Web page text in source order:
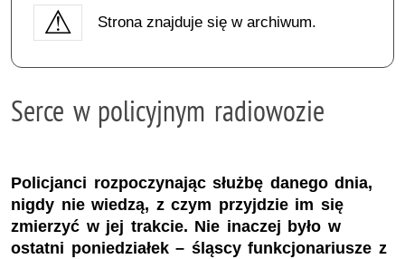
Strona znajduje się w archiwum.
Serce w policyjnym radiowozie
Policjanci rozpoczynając służbę danego dnia,
nigdy nie wiedzą, z czym przyjdzie im się
zmierzyć w jej trakcie. Nie inaczej było w
ostatni poniedziałek – śląscy funkcjonariusze z